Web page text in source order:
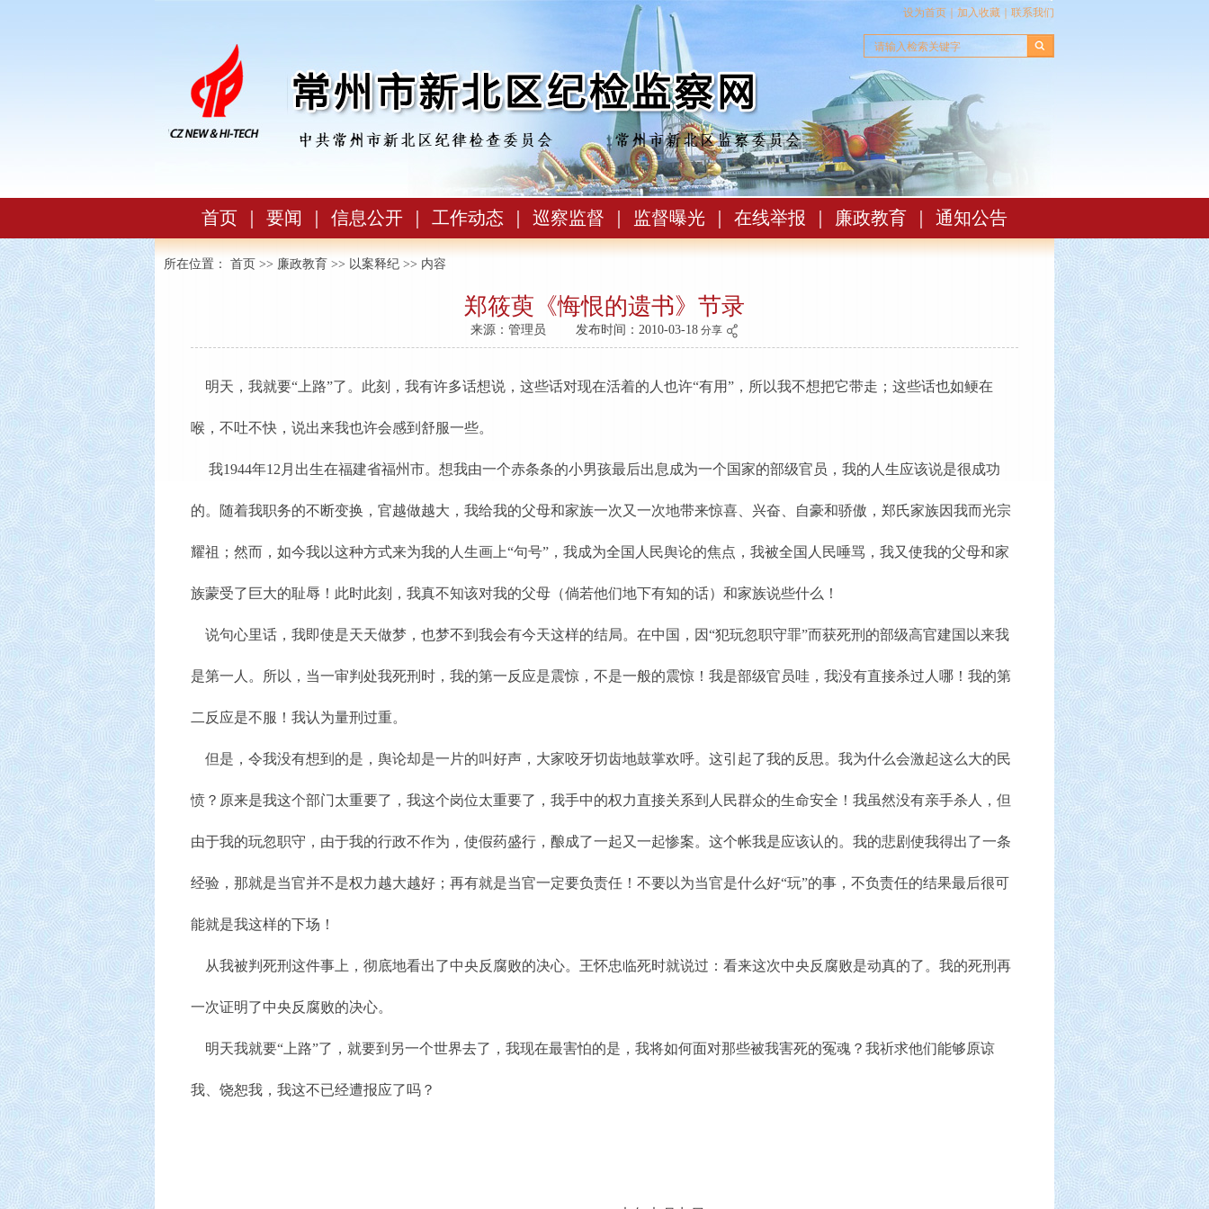
设为首页 加入收藏 联系我们
首页 要闻 信息公开 工作动态 巡察监督 监督曝光 在线举报 廉政教育 通知公告
所在位置： 首页 >> 廉政教育 >> 以案释纪 >> 内容
郑筱萸《悔恨的遗书》节录
来源：管理员 发布时间：2010-03-18 分享
明天，我就要“上路”了。此刻，我有许多话想说，这些话对现在活着的人也许“有用”，所以我不想把它带走；这些话也如鲠在
喉，不吐不快，说出来我也许会感到舒服一些。
我1944年12月出生在福建省福州市。想我由一个赤条条的小男孩最后出息成为一个国家的部级官员，我的人生应该说是很成功
的。随着我职务的不断变换，官越做越大，我给我的父母和家族一次又一次地带来惊喜、兴奋、自豪和骄傲，郑氏家族因我而光宗
耀祖；然而，如今我以这种方式来为我的人生画上“句号”，我成为全国人民舆论的焦点，我被全国人民唾骂，我又使我的父母和家
族蒙受了巨大的耻辱！此时此刻，我真不知该对我的父母（倘若他们地下有知的话）和家族说些什么！
说句心里话，我即使是天天做梦，也梦不到我会有今天这样的结局。在中国，因“犯玩忽职守罪”而获死刑的部级高官建国以来我
是第一人。所以，当一审判处我死刑时，我的第一反应是震惊，不是一般的震惊！我是部级官员哇，我没有直接杀过人哪！我的第
二反应是不服！我认为量刑过重。
但是，令我没有想到的是，舆论却是一片的叫好声，大家咬牙切齿地鼓掌欢呼。这引起了我的反思。我为什么会激起这么大的民
愤？原来是我这个部门太重要了，我这个岗位太重要了，我手中的权力直接关系到人民群众的生命安全！我虽然没有亲手杀人，但
由于我的玩忽职守，由于我的行政不作为，使假药盛行，酿成了一起又一起惨案。这个帐我是应该认的。我的悲剧使我得出了一条
经验，那就是当官并不是权力越大越好；再有就是当官一定要负责任！不要以为当官是什么好“玩”的事，不负责任的结果最后很可
能就是我这样的下场！
从我被判死刑这件事上，彻底地看出了中央反腐败的决心。王怀忠临死时就说过：看来这次中央反腐败是动真的了。我的死刑再
一次证明了中央反腐败的决心。
明天我就要“上路”了，就要到另一个世界去了，我现在最害怕的是，我将如何面对那些被我害死的冤魂？我祈求他们能够原谅
我、饶恕我，我这不已经遭报应了吗？